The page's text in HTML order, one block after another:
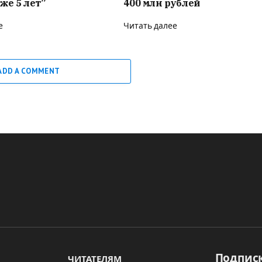
5 лет” 400 млн рублей
Читать далее
A COMMENT
ЧИТАТЕЛЯМ